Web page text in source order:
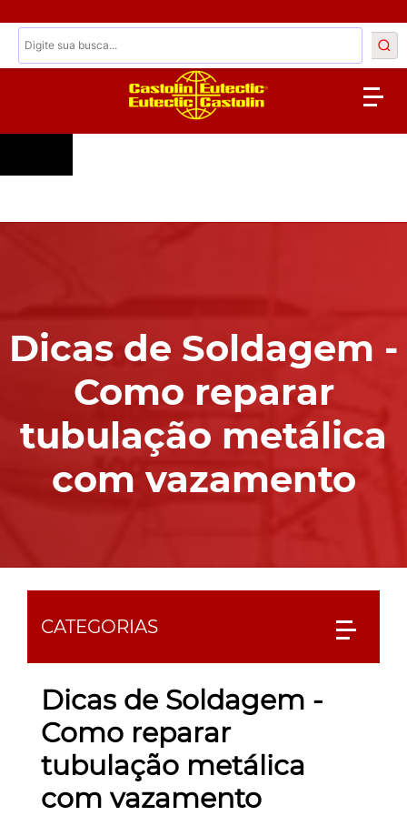
Dicas de Soldagem -
Como reparar
tubulação metálica
com vazamento
CATEGORIAS
Dicas de Soldagem -
Como reparar
tubulação metálica
com vazamento